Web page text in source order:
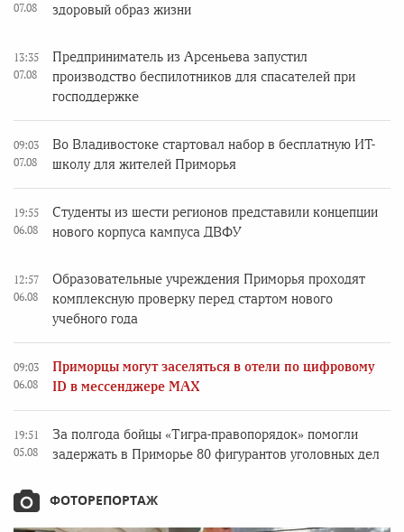
07.08
здоровый образ жизни
13:35
07.08
Предприниматель из Арсеньева запустил
производство беспилотников для спасателей при
господдержке
09:03
07.08
Во Владивостоке стартовал набор в бесплатную ИТ-
школу для жителей Приморья
19:55
06.08
Студенты из шести регионов представили концепции
нового корпуса кампуса ДВФУ
12:57
06.08
Образовательные учреждения Приморья проходят
комплексную проверку перед стартом нового
учебного года
09:03
06.08
Приморцы могут заселяться в отели по цифровому
ID в мессенджере MAX
19:51
05.08
За полгода бойцы «Тигра-правопорядок» помогли
задержать в Приморье 80 фигурантов уголовных дел
ФОТОРЕПОРТАЖ